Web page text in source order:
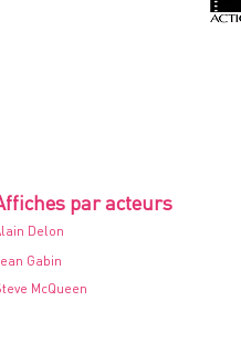
par acteurs
Delon
Gabin
McQueen